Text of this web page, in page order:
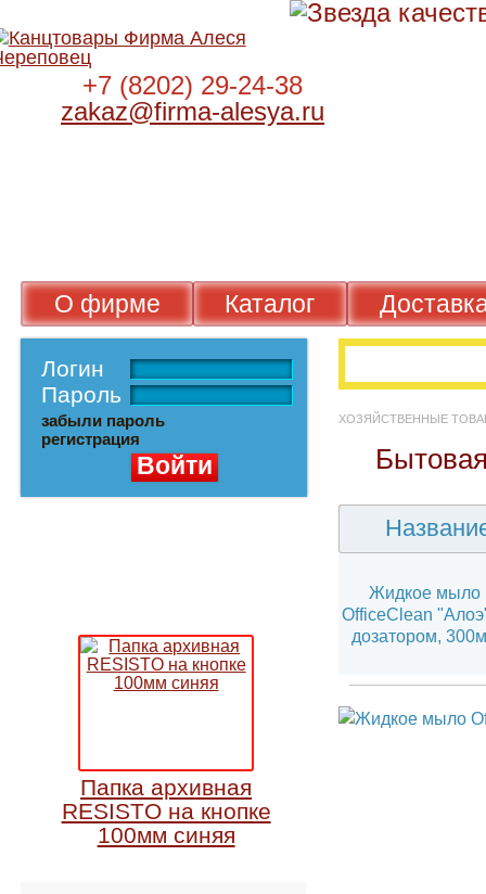
+7 (8202) 29-24-38
zakaz@firma-alesya.ru
О фирме Каталог
Логин
Пароль
забыли пароль
регистрация
Папка архивная
RESISTO на кнопке
Жидкое
OfficeClean